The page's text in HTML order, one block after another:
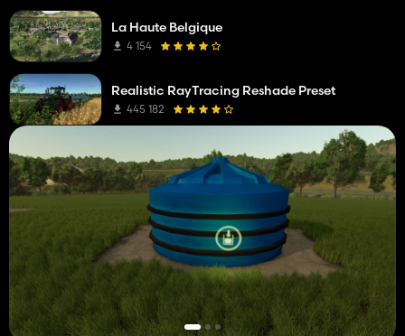
La Haute Belgique
4 154
Realistic RayTracing Reshade Preset
445 182